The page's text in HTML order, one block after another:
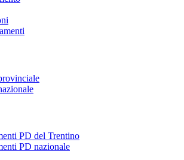
PD del Trentino
PD nazionale